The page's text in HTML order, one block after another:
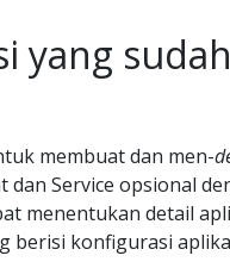
yang sudah
membuat dan men-
Service opsional
menentukan detail
berisi konfigurasi